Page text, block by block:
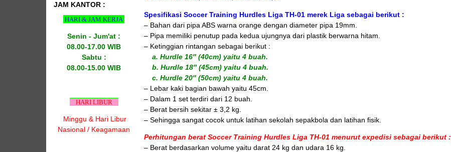
Spesifikasi Soccer Training Hurdles Liga TH-01 merek Liga sebagai berikut :
– Bahan dari pipa ABS warna orange dengan diameter pipa 19mm.
– Pipa memiliki penutup pada kedua ujungnya dari plastik berwarna hitam.
– Ketinggian rintangan sebagai berikut :
a. Hurdle 16″ (40cm) yaitu 4 buah.
b. Hurdle 18″ (45cm) yaitu 4 buah.
c. Hurdle 20″ (50cm) yaitu 4 buah.
– Lebar kaki bagian bawah yaitu 45cm.
– Dalam 1 set terdiri dari 12 buah.
– Berat bersih sekitar ± 3,2 kg.
– Sehingga sangat cocok untuk latihan sekolah sepakbola dan latihan fisik.
Perhitungan berat Soccer Training Hurdles Liga TH-01 menurut expedisi sebagai berikut :
– Berat berdasarkan volume yaitu darat 24 kg dan udara 16 kg.
JAM KANTOR :
HARI & JAM KERJA
Senin - Jum'at :
08.00-17.00 WIB
Sabtu :
08.00-15.00 WIB
HARI LIBUR
Minggu & Hari Libur
Nasional / Keagamaan